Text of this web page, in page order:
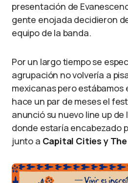
presentación de
gente enojada decidieron
equipo de la banda.
Por un largo tiempo se
agrupación no volvería a
mexicanas pero estábamos
hace un par de meses el
anunció su nuevo line up de
donde estaría encabezado
junto a Capital Cities y